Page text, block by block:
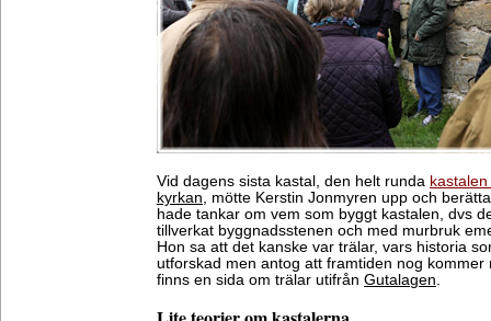
Vid dagens sista kastal, den helt runda
kyrkan, mötte Kerstin Jonmyren upp och
hade tankar om vem som byggt kastalen, dvs
tillverkat byggnadsstenen och med murbruk
Hon sa att det kanske var trälar, vars historia
utforskad men antog att framtiden nog kommer
finns en sida om trälar utifrån Gutalagen.